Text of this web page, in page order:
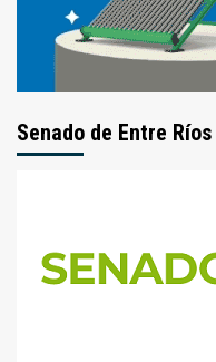
Senado de Entre Ríos